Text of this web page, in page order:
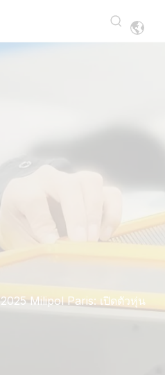
2025 Milipol Paris: เปิดตัวหุ่น